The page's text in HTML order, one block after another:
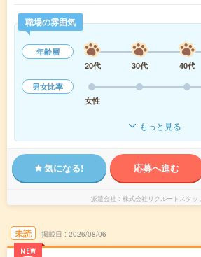
職場の雰囲気
年齢層
20代
30代 40代
男女比率
女性
もっと見る
気になる! 応募へ進む
派遣会社 株式会社リクルートスタッ
未読
NEW
掲載日 2026/08/06